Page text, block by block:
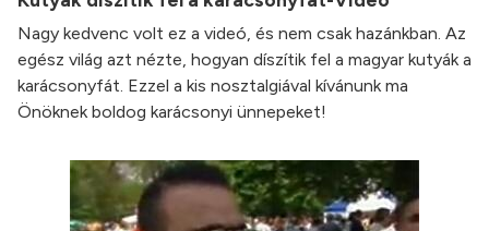
Nagy kedvenc volt ez a videó, és nem csak hazánkban. Az
egész világ azt nézte, hogyan díszítik fel a magyar kutyák a
karácsonyfát. Ezzel a kis nosztalgiával kívánunk ma
Önöknek boldog karácsonyi ünnepeket!